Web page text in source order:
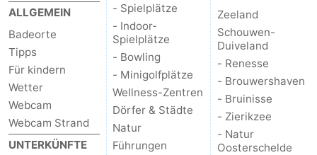
van
Schouwen
Veere
-
Natur
Oranjezon
-
Oostkapelle
-
de
Westkapelle
-
ALLGEMEIN
Badeorte
Tipps
Für kindern
Wetter
Webcam
Webcam Strand
UNTERKÜNFTE
- Spielplätze
- Indoor-
Spielplätze
- Bowling
- Minigolfplätze
Wellness-Zentren
Dörfer & Städte
Natur
Führungen
Zeeland
Schouwen-
Duiveland
- Renesse
- Brouwershaven
- Bruinisse
- Zierikzee
- Natur
Oosterschelde